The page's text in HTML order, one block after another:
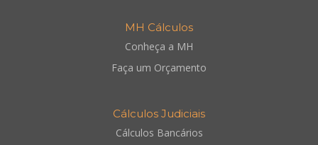
MH Cálculos
Conheça a MH
Faça um Orçamento
Cálculos Judiciais
Cálculos Bancários